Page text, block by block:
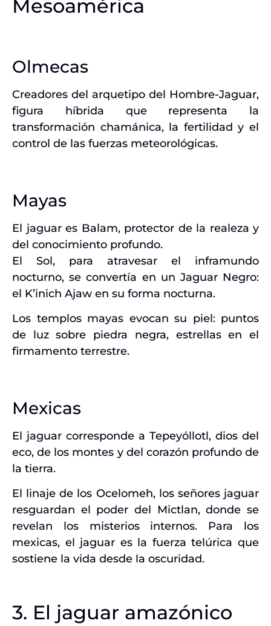
Mesoamérica
Olmecas
Creadores del arquetipo del Hombre-Jaguar,
figura híbrida que representa la
transformación chamánica, la fertilidad y el
control de las fuerzas meteorológicas.
Mayas
El jaguar es Balam, protector de la realeza y
del conocimiento profundo.
El Sol, para atravesar el inframundo
nocturno, se convertía en un Jaguar Negro:
el K’inich Ajaw en su forma nocturna.
Los templos mayas evocan su piel: puntos
de luz sobre piedra negra, estrellas en el
firmamento terrestre.
Mexicas
El jaguar corresponde a Tepeyóllotl, dios del
eco, de los montes y del corazón profundo de
la tierra.
El linaje de los Ocelomeh, los señores jaguar
resguardan el poder del Mictlan, donde se
revelan los misterios internos. Para los
mexicas, el jaguar es la fuerza telúrica que
sostiene la vida desde la oscuridad.
3. El jaguar amazónico